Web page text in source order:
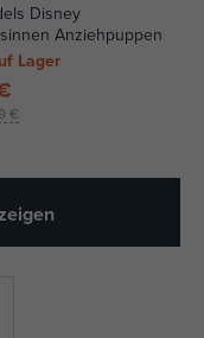
Disney
Anziehpuppen
Lager
€